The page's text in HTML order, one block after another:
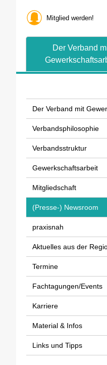
Mitglied werden!
Der Verband
Der Verband mit
Verbandsphilosophie
Verbandsstruktur
Gewerkschaftsarbeit
Mitgliedschaft
(Presse-) Newsroom
praxisnah
Aktuelles aus der
Termine
Fachtagungen/Events
Karriere
Material & Infos
Links und Tipps